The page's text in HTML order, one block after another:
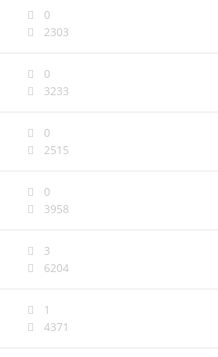
0
2303
0
3233
0
2515
0
3958
3
6204
1
4371